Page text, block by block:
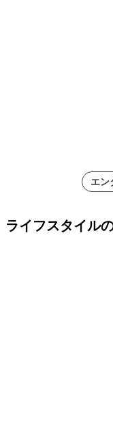
エン
ライフスタイル